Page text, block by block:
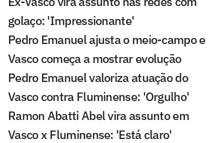
golaço: 'Impressionante'
Pedro Emanuel ajusta o meio-campo e
Vasco começa a mostrar evolução
Pedro Emanuel valoriza atuação do
Vasco contra Fluminense: 'Orgulho'
Ramon Abatti Abel vira assunto em
Vasco x Fluminense: 'Está claro'